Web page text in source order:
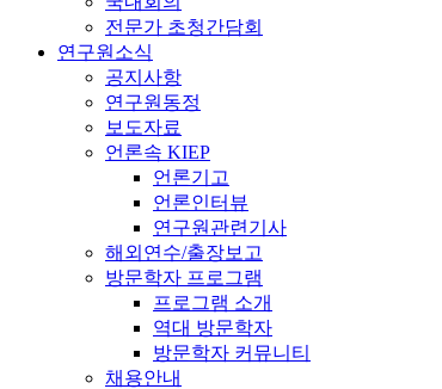
전문가 초청간담회
연구원소식
공지사항
연구원동정
보도자료
언론속 KIEP
언론기고
언론인터뷰
연구원관련기사
해외연수/출장보고
방문학자 프로그램
프로그램 소개
역대 방문학자
방문학자 커뮤니티
채용안내